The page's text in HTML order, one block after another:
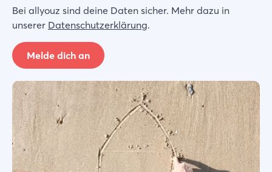
Bei allyouz sind deine Daten sicher. Mehr dazu in
unserer Datenschutzerklärung.
Melde dich an